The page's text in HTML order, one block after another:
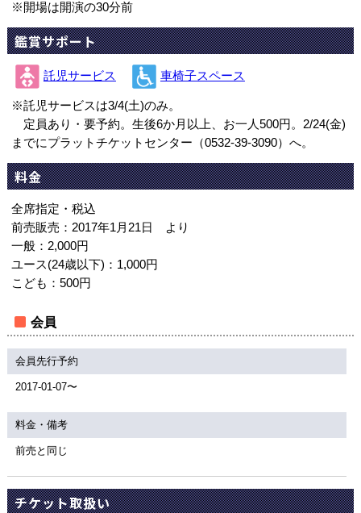
※開場は開演の30分前
鑑賞サポート
託児サービス 車椅子スペース
※託児サービスは3/4(土)のみ。
定員あり・要予約。生後6か月以上、お一人500円。2/24(金)
までにプラットチケットセンター（0532-39-3090）へ。
料金
全席指定・税込
前売販売：2017年1月21日 より
一般：2,000円
ユース(24歳以下)：1,000円
こども：500円
会員
会員先行予約
2017-01-07〜
料金・備考
前売と同じ
チケット取扱い